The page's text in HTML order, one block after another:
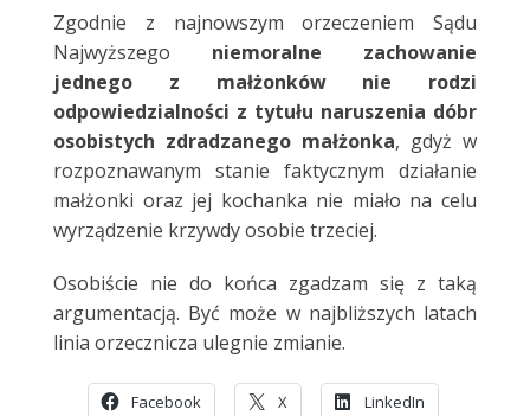
Zgodnie z najnowszym orzeczeniem Sądu
Najwyższego niemoralne zachowanie
jednego z małżonków nie rodzi
odpowiedzialności z tytułu naruszenia dóbr
osobistych zdradzanego małżonka, gdyż w
rozpoznawanym stanie faktycznym działanie
małżonki oraz jej kochanka nie miało na celu
wyrządzenie krzywdy osobie trzeciej.
Osobiście nie do końca zgadzam się z taką
argumentacją. Być może w najbliższych latach
linia orzecznicza ulegnie zmianie.
Facebook X LinkedIn